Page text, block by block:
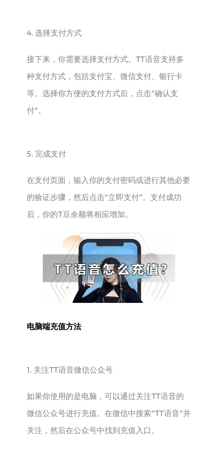
4. 选择支付方式
接下来，你需要选择支付方式。TT语音支持多
种支付方式，包括支付宝、微信支付、银行卡
等。选择你方便的支付方式后，点击“确认支
付”。
5. 完成支付
在支付页面，输入你的支付密码或进行其他必要
的验证步骤，然后点击“立即支付”。支付成功
后，你的T豆余额将相应增加。
电脑端充值方法
1. 关注TT语音微信公众号
如果你使用的是电脑，可以通过关注TT语音的
微信公众号进行充值。在微信中搜索“TT语音”并
关注，然后在公众号中找到充值入口。